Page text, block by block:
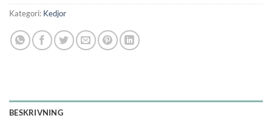
Kategori: Kedjor
BESKRIVNING